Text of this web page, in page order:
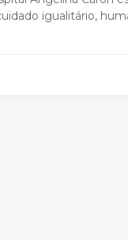
igualitário,